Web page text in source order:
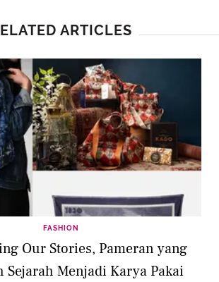
ARTICLES
FASHION
Our Stories, Pameran yang
Sejarah Menjadi Karya Pakai